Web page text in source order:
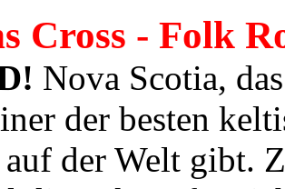
Cross - Folk
Nova Scotia,
der besten
der Welt gibt.